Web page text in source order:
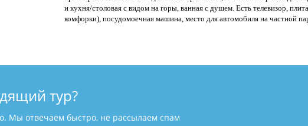
и кухня/столовая с видом на горы, ванная с душем. Есть телевизор,
комфорки), посудомоечная машина, место для автомобиля на частной
тур?
Мы отвечаем быстро, не рассылаем спам